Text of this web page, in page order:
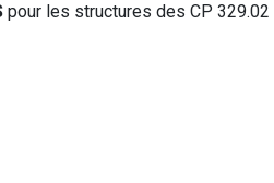
pour les structures des CP 329.02